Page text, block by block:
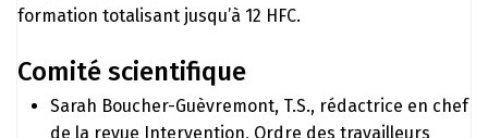
formation totalisant jusqu’à 12 HFC.
Comité scientifique
Sarah Boucher-Guèvremont, T.S., rédactrice en chef
de la revue Intervention, Ordre des travailleurs